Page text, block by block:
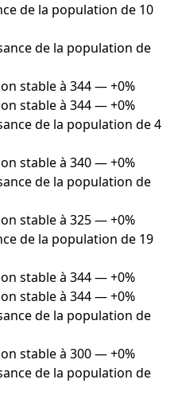
de la population de 10
de la population de
stable à 344 — +0%
stable à 344 — +0%
de la population de 4
stable à 340 — +0%
de la population de
stable à 325 — +0%
de la population de 19
stable à 344 — +0%
stable à 344 — +0%
de la population de
stable à 300 — +0%
de la population de